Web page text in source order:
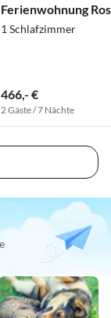
Ferienwohnung
1 Schlafzimmer
466,- €
2 Gäste / 7 Nächte